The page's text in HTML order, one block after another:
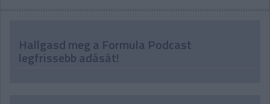
Hallgasd meg a Formula Podcast
legfrissebb adását!